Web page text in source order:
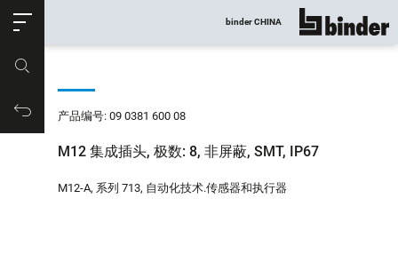
购物车
binder CHINA 显示所有
产品编号: 09 0381 600 08
M12 集成插头, 极数: 8, 非屏蔽, SMT, IP67
M12-A, 系列 713, 自动化技术.传感器和执行器